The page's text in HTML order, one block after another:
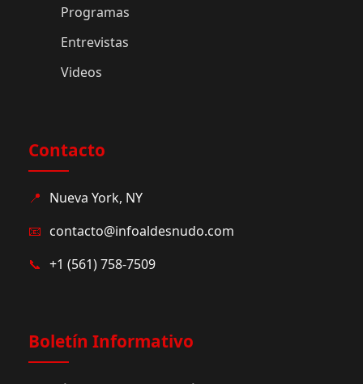
Programas
Entrevistas
Videos
Contacto
📍 Nueva York, NY
📧 contacto@infoaldesnudo.com
📞 +1 (561) 758-7509
Boletín Informativo